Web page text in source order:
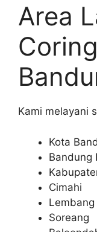
Area
Kami melayani
Kota
Bandung
Cimahi
Lembang
Soreang